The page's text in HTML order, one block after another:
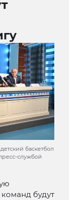
баскетбол
службой
команд будут